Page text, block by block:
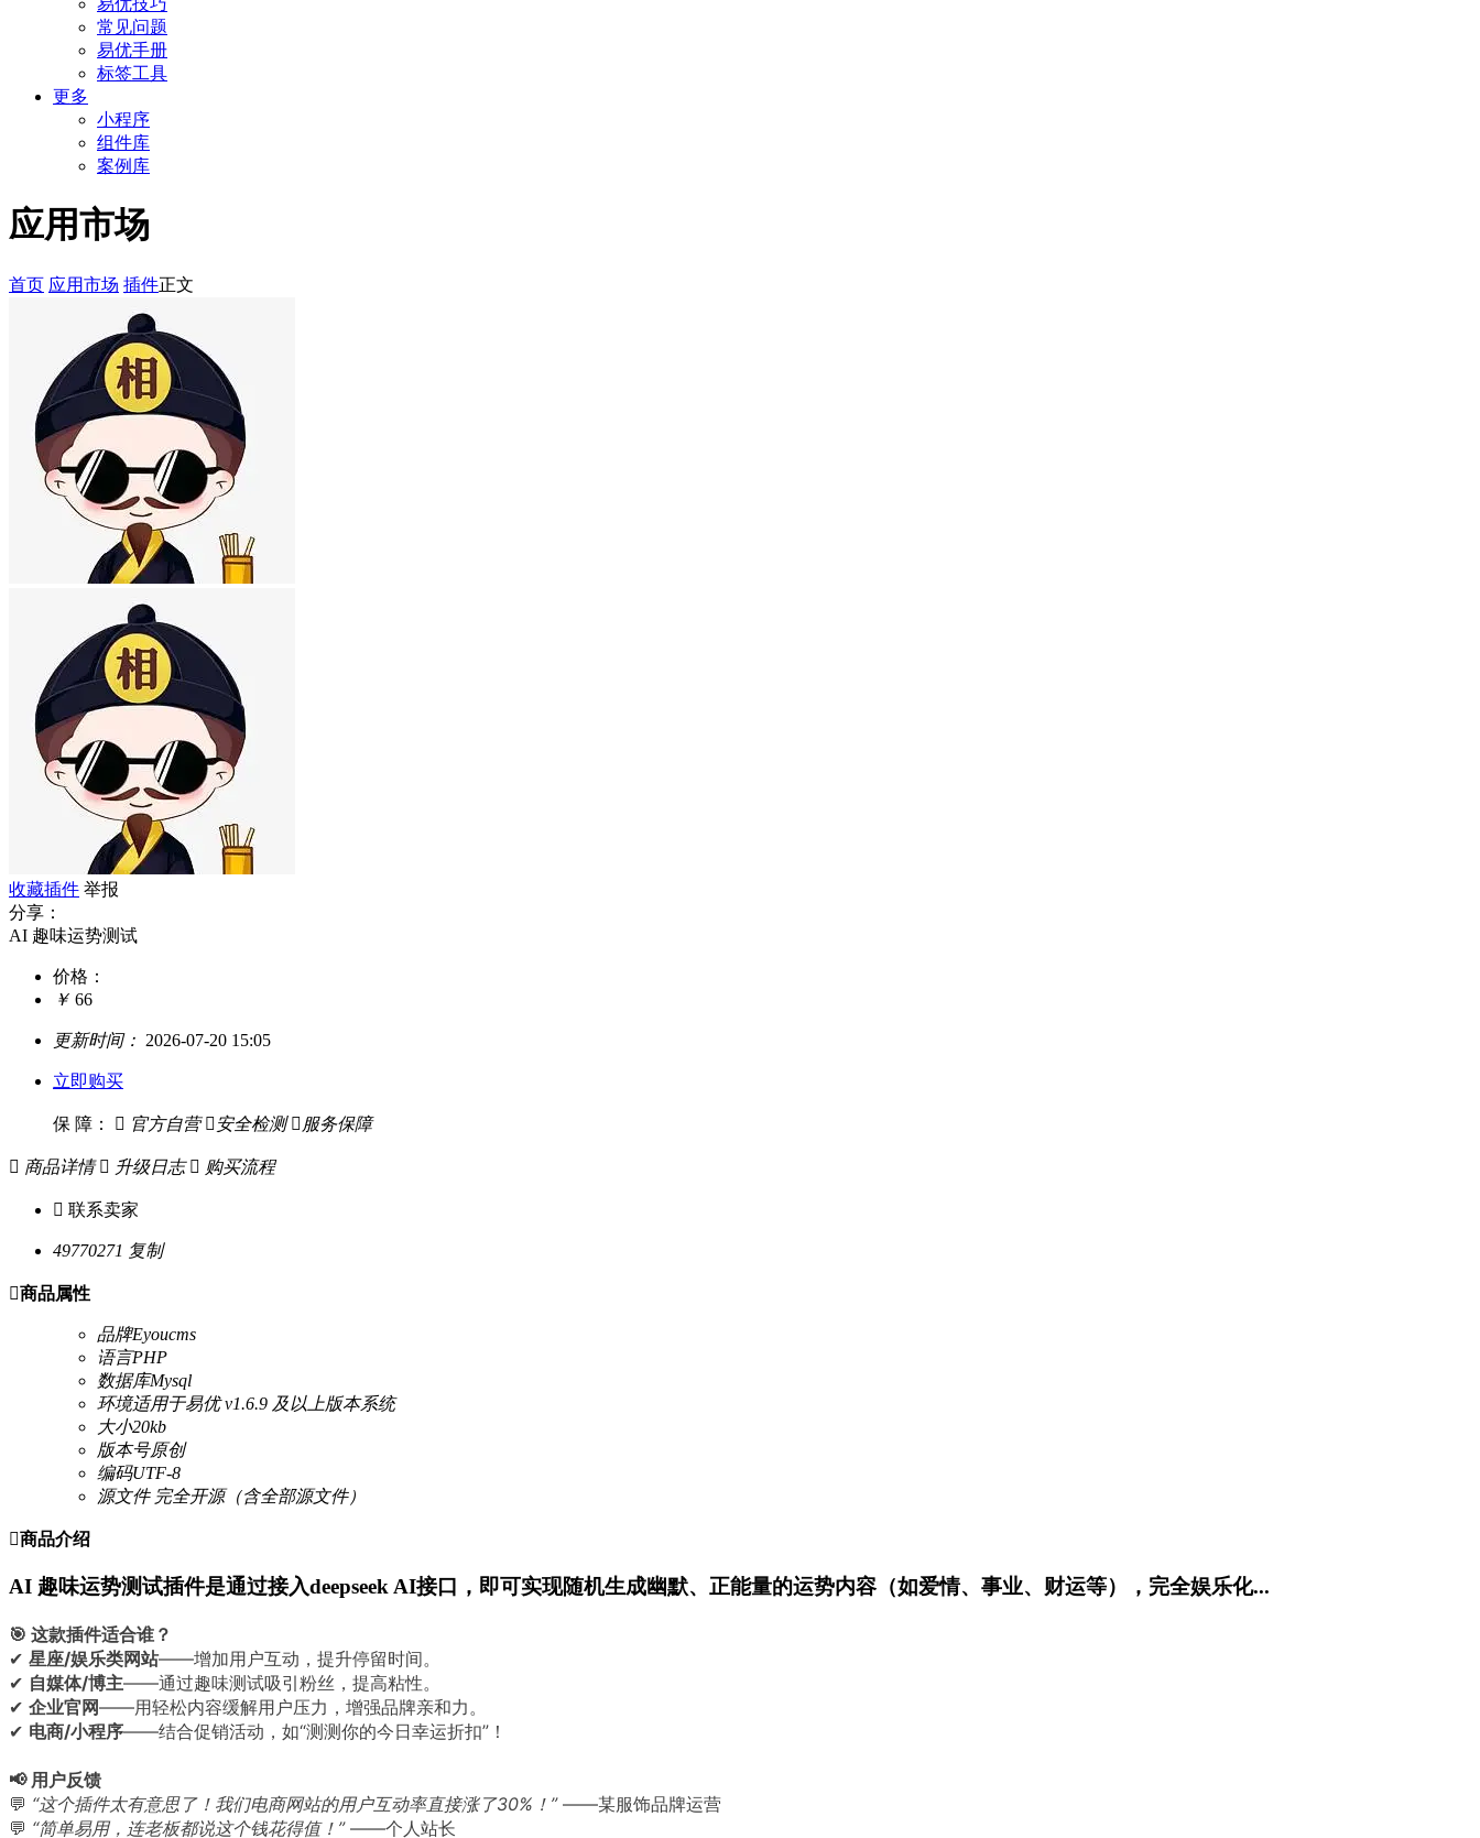
易优技巧
常见问题
易优手册
标签工具
更多
小程序
组件库
案例库
应用市场
首页 应用市场 插件正文
收藏插件 举报
分享：
AI 趣味运势测试
价格：
￥ 66
更新时间： 2026-07-20 15:05
立即购买
保 障：  官方自营  安全检测  服务保障
 商品详情  升级日志  购买流程
 联系卖家
49770271 复制
商品属性
品牌Eyoucms
语言PHP
数据库Mysql
环境适用于易优 v1.6.9 及以上版本系统
大小20kb
版本号原创
编码UTF-8
源文件完全开源（含全部源文件）
商品介绍
AI 趣味运势测试插件是通过接入deepseek AI接口，即可实现随机生成幽默、正能量的运势内容（如爱情、事业、财运等），完全娱乐化...
🎯 这款插件适合谁？
✔ 星座/娱乐类网站——增加用户互动，提升停留时间。
✔ 自媒体/博主——通过趣味测试吸引粉丝，提高粘性。
✔ 企业官网——用轻松内容缓解用户压力，增强品牌亲和力。
✔ 电商/小程序——结合促销活动，如“测测你的今日幸运折扣”！
📢 用户反馈
💬 “这个插件太有意思了！我们电商网站的用户互动率直接涨了30%！”——某服饰品牌运营
💬 “简单易用，连老板都说这个钱花得值！”——个人站长